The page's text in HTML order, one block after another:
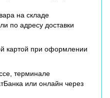
на складе
по адресу доставки
картой при оформлении
терминале
или онлайн через